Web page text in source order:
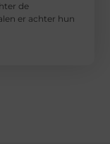
de
er achter hun